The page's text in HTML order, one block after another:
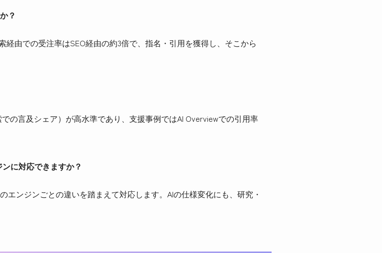
？
経由での受注率はSEO経由の約3倍で、指名・引用を獲得し、そこから
の言及シェア）が高水準であり、支援事例ではAI Overviewでの引用率
に対応できますか？
エンジンごとの違いを踏まえて対応します。AIの仕様変化にも、研究・